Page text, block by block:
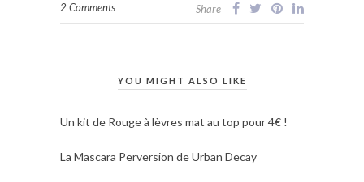
2 Comments Share
YOU MIGHT ALSO LIKE
Un kit de Rouge à lèvres mat au top pour 4€ !
La Mascara Perversion de Urban Decay